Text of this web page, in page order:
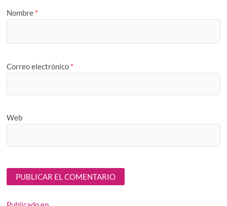
Nombre *
Correo electrónico *
Web